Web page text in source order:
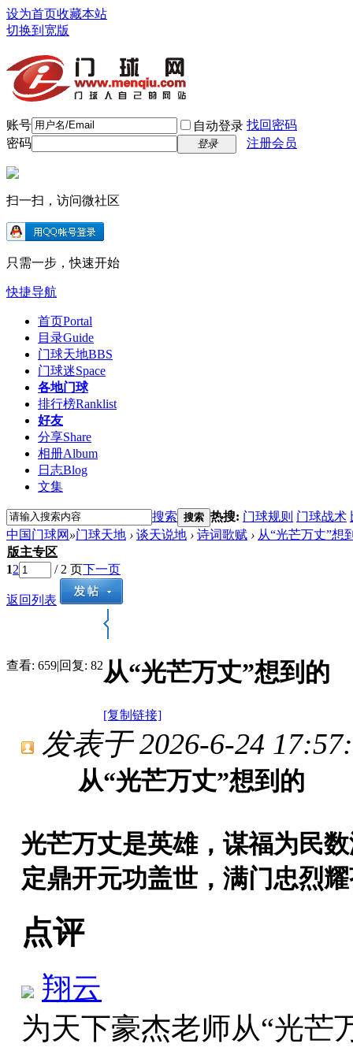
设为首页收藏本站
切换到宽版
账号 自动登录 找回密码
密码
登录 注册会员
扫一扫，访问微社区
只需一步，快速开始
快捷导航
首页Portal
目录Guide
门球天地BBS
门球迷Space
各地门球
排行榜Ranklist
好友
分享Share
相册Album
日志Blog
文集
搜索 搜索 热搜: 门球规则 门球战术
中国门球网 »门球天地 › 谈天说地 › 诗词歌赋 › 从“光芒万丈”想
版主专区
12 / 2 页下一页
返回列表
查看: 659|回复: 82从“光芒万丈”想到的
[复制链接]
发表于 2026-6-24
从“光芒万丈”想到的
光芒万丈是英雄，谋福为民
定鼎开元功盖世，满门忠烈
点评
翔云
为天下豪杰老师从“光芒